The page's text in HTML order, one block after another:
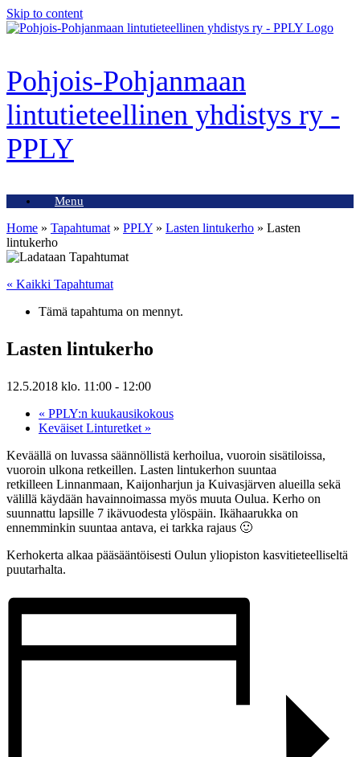
Skip to content
Pohjois-Pohjanmaan
lintutieteellinen yhdistys ry -
PPLY
Menu
Home » Tapahtumat » PPLY » Lasten lintukerho » Lasten
lintukerho
« Kaikki Tapahtumat
Tämä tapahtuma on mennyt.
Lasten lintukerho
12.5.2018 klo. 11:00 - 12:00
« PPLY:n kuukausikokous
Keväiset Linturetket »
Keväällä on luvassa säännöllistä kerhoilua, vuoroin sisätiloissa,
vuoroin ulkona retkeillen. Lasten lintukerhon suuntaa
retkilleen Linnanmaan, Kaijonharjun ja Kuivasjärven alueilla sekä
välillä käydään havainnoimassa myös muuta Oulua. Kerho on
suunnattu lapsille 7 ikävuodesta ylöspäin. Ikähaarukka on
ennemminkin suuntaa antava, ei tarkka rajaus 🙂
Kerhokerta alkaa pääsääntöisesti Oulun yliopiston kasvitieteelliseltä
puutarhalta.